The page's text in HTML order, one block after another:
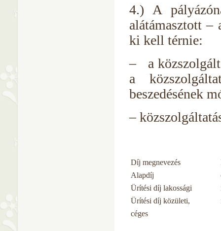
4.) A
alátámasztott
ki kell térnie:
– a
a
beszedésének
–
Díj megnevezés
Alapdíj
Ürítési díj lakossági
Ürítési díj közületi,
céges